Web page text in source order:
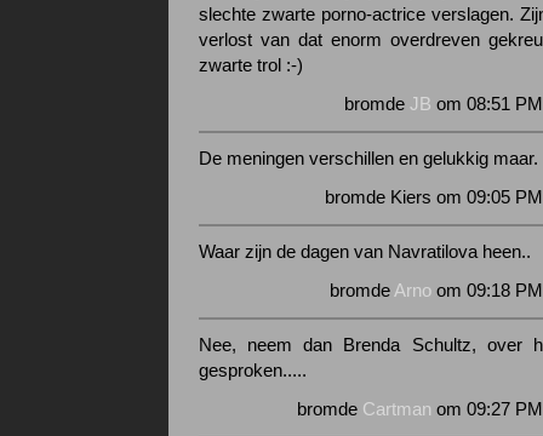
slechte zwarte porno-actrice verslagen.
verlost van dat enorm overdreven
zwarte trol :-)
bromde JB om 08:51
De meningen verschillen en gelukkig maar.
bromde Kiers om 09:05
Waar zijn de dagen van Navratilova heen..
bromde Arno om 09:18
Nee, neem dan Brenda Schultz, over
gesproken.....
bromde Cartman om 09:27